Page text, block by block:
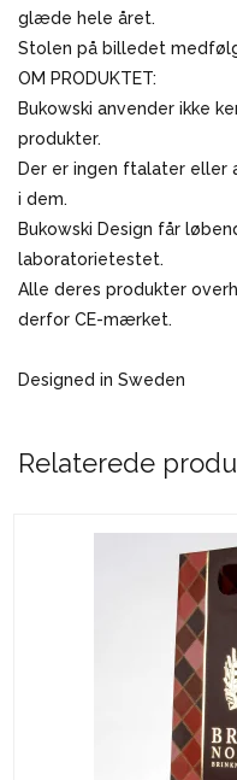
glæde hele året.
Stolen på billedet
OM PRODUKTET:
Bukowski anvender ikke
produkter.
Der er ingen ftalater eller
i dem.
Bukowski Design får
laboratorietestet.
Alle deres produkter
derfor CE-mærket.
Designed in Sweden
Relaterede